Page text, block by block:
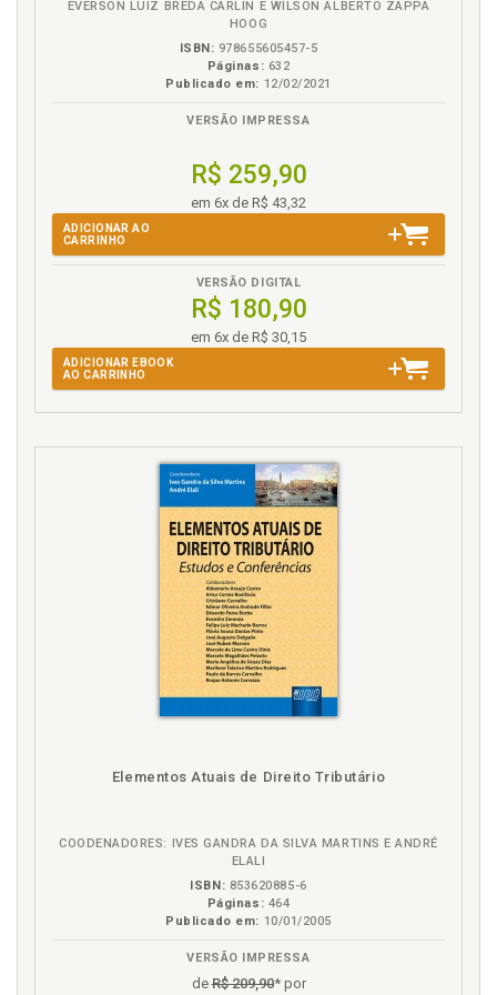
implementação de políticas econômicas e
Domínio econômico. Intervenção do Estado no
domínio econômico, p. 39
Ecologia x economia, p. 58
Economia. Modo de intervenção na economia, p. 101
Economia x ecologia, p. 58
Estado. Intervenção do Estado no domínio
Estado. Necessária intervenção do Estado: a
natureza econômica das normas de Direito
Ambiental, p. 46
Estocolmo. Proteção do meio ambiente após
Externalidade. Mensuração das externalidades, p.
Finalidades dos tributos ambientais, p. 72
História. Evolução histórica. Meio ambiente.
Implementação da tributação ambiental e seus
impactos. Introdução, p. 95
Instrumento normativo. Vantagens da tributação
ambiental em face dos instrumentos normativos, p.
Internalização dos custos ambientais e a
responsabilidade pela reparação dos danos
EVERSON LUIZ BREDA CARLIN E WILSON ALBERTO ZAPPA
HOOG
ISBN: 978655605457-5
Páginas: 632
Publicado em: 12/02/2021
VERSÃO IMPRESSA
R$ 259,90
em 6x de R$ 43,32
ADICIONAR AO
CARRINHO
VERSÃO DIGITAL
R$ 180,90
em 6x de R$ 30,15
ADICIONAR EBOOK
AO CARRINHO
Elementos Atuais de Direito Tributário
COODENADORES: IVES GANDRA DA SILVA MARTINS E ANDRÉ
ELALI
ISBN: 853620885-6
Páginas: 464
Publicado em: 10/01/2005
VERSÃO IMPRESSA
deR$ 209,90* por